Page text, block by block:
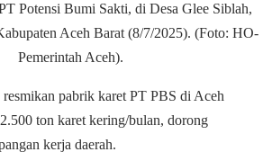
Potensi Bumi Sakti, di Desa Glee Siblah,
Aceh Barat (8/7/2025). (Foto: HO-
Pemerintah Aceh).
pabrik karet PT PBS di Aceh
ton karet kering/bulan, dorong
kerja daerah.